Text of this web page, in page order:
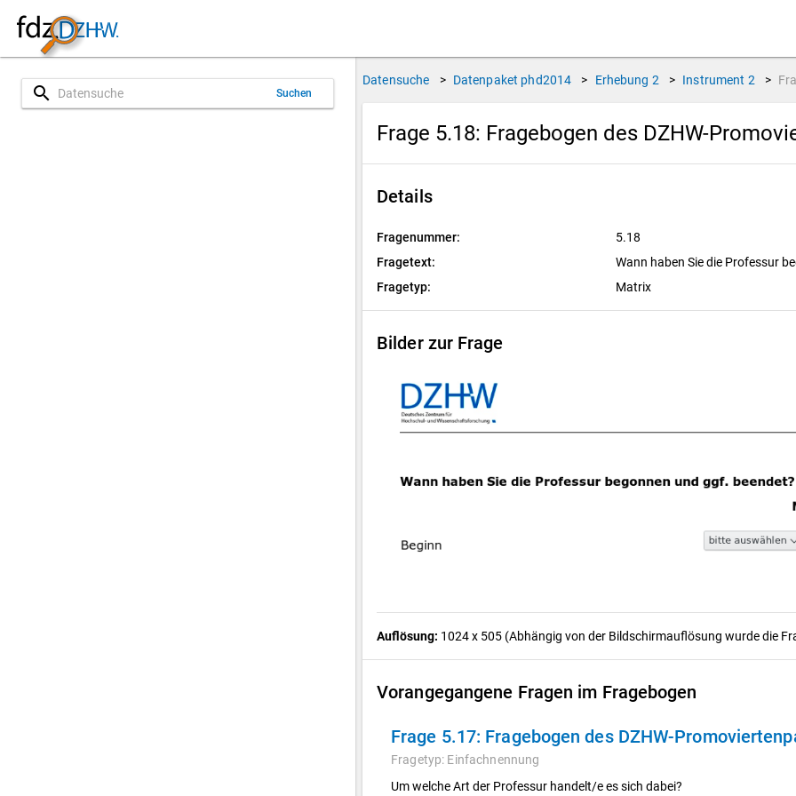
search Suchen
Datensuche > Datenpaket phd2014 > Erhebung 2 > Instrument 2 >
Frage 5.18: Fragebogen des DZHW-
Details
Fragenummer:
5.18
Fragetext:
Wann haben Sie die Professur
Fragetyp:
Matrix
Bilder zur Frage
Auflösung: 1024 x 505 (Abhängig von der Bildschirmauflösung wurde die
Vorangegangene Fragen im Fragebogen
Frage 5.17: Fragebogen des DZHW-
Fragetyp: Einfachnennung
Um welche Art der Professur handelt/e es sich dabei?